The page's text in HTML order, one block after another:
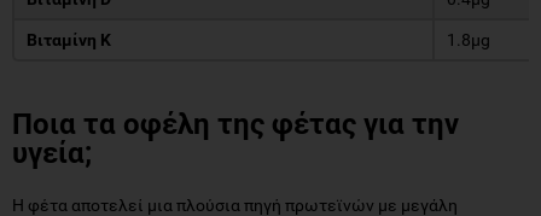
Βιταμίνη K 1.8µg
Ποια τα οφέλη της φέτας για την
υγεία;
H φέτα αποτελεί μια πλούσια πηγή πρωτεϊνών με μεγάλη